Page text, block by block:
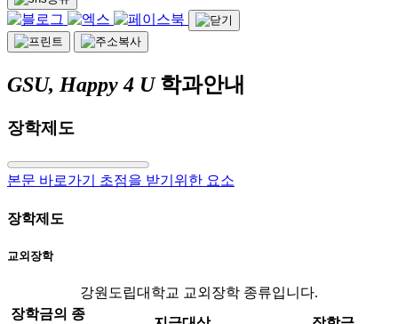
GSU, Happy 4 U 학과안내
장학제도
본문 바로가기 초점을 받기위한 요소
장학제도
교외장학
강원도립대학교 교외장학 종류입니다.
장학금의 종